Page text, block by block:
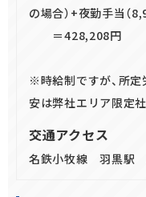
の場合）+夜勤手当（
＝428,208円
※時給制ですが、所
安は弊社エリア限定
交通アクセス
名鉄小牧線 羽黒駅